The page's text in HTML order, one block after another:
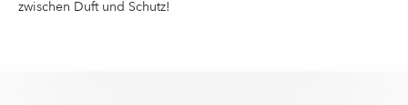
zwischen Duft und Schutz!